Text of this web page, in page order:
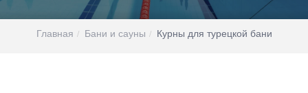
Главная Бани и сауны Курны для турецкой бани